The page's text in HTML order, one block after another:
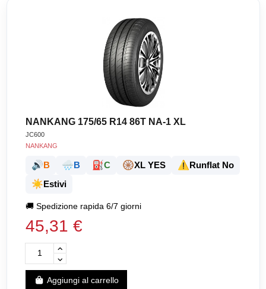
NANKANG 175/65 R14 86T NA-1 XL
JC600
NANKANG
🔊B 🌧️B ⛽C 🛞XL YES ⚠️Runflat No
☀️Estivi
🚚Spedizione rapida 6/7 giorni
45,31 €
Aggiungi al carrello